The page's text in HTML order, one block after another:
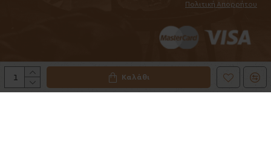
Καλάθι
Πολιτική Απορρήτου